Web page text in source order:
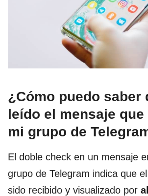
¿Cómo puedo saber
leído el mensaje
mi grupo de
El doble check en un mensaje
grupo de Telegram indica que
sido recibido y visualizado por